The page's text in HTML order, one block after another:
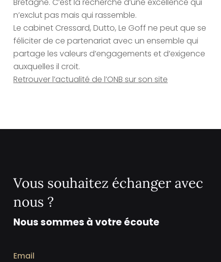
n’exclut pas mais qui rassemble.
Le cabinet Cressard, Dutto, Le Goff ne peut que se
féliciter de ce partenariat avec un ensemble qui
partage les valeurs d’engagements et d’exigence
auxquelles il croit.
Retrouver l’actualité de l’ONB sur son site
Vous souhaitez échanger avec
nous ?
Nous sommes à votre écoute
Email